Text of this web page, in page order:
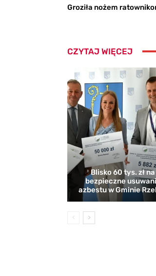
Groziła nożem
CZYTAJ WIĘCEJ
Blisko 60 tys. zł na
bezpieczne
azbestu w Gminie